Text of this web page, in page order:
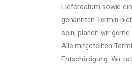
Lieferdatum sowie
genannten Termin
sein, planen wir
Alle mitgeteilten
Entschädigung. Wir